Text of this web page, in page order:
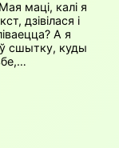
маці, калі я
дзівілася і
А я
сшытку, куды